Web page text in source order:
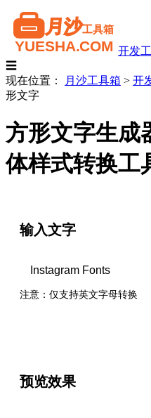
开发
☰
现在位置：
月沙工具箱 > 开
形文字
方形文字生成
体样式转换工
输入文字
注意：仅支持英文字母转换
预览效果